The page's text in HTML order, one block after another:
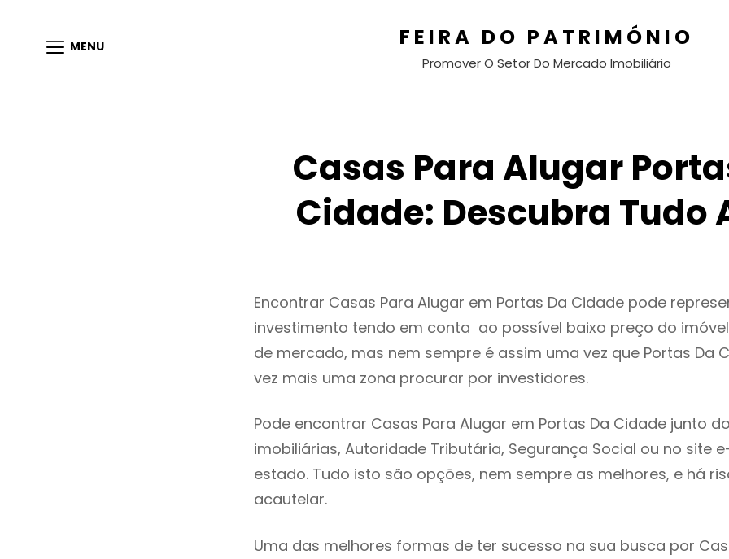
MENU FEIRA DO PATRIMÓNIO
Promover O Setor Do Mercado Imobiliário
Casas Para Alugar
Cidade: Descubra Tudo
Encontrar Casas Para Alugar em Portas Da Cidade pode
investimento tendo em conta ao possível baixo preço do
de mercado, mas nem sempre é assim uma vez que Portas Da
vez mais uma zona procurar por investidores.
Pode encontrar Casas Para Alugar em Portas Da Cidade junto
imobiliárias, Autoridade Tributária, Segurança Social ou no site
estado. Tudo isto são opções, nem sempre as melhores, e há
acautelar.
Uma das melhores formas de ter sucesso na sua busca por